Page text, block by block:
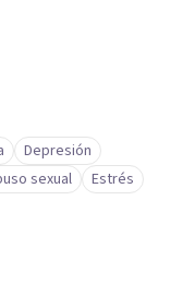
Depresión
sexual
Estrés